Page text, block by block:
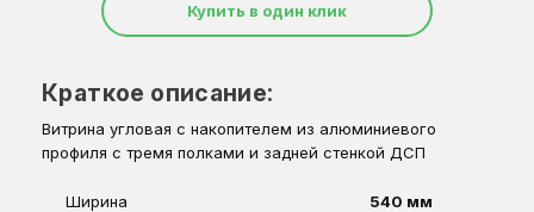
Купить в один клик
Краткое описание:
Витрина угловая с накопителем из алюминиевого
профиля с тремя полками и задней стенкой ДСП
Ширина
540 мм